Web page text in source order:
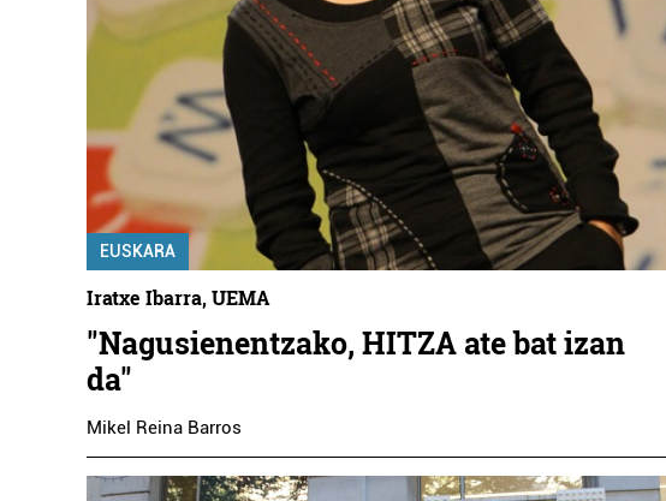
EUSKARA
Iratxe Ibarra, UEMA
"Nagusienentzako, HITZA ate bat izan
da"
Mikel Reina Barros